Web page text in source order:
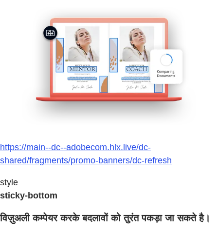
https://main--dc--adobecom.hlx.live/dc-
shared/fragments/promo-banners/dc-refresh
style
sticky-bottom
विज़ुअली कम्पेयर करके बदलावों को तुरंत पकड़ा जा सकते है।